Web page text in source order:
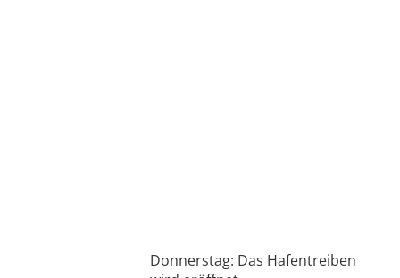
Donnerstag: Das Hafentreiben